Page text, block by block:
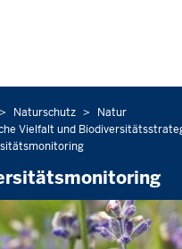
deaktivieren:
Naturschutz
Natur
Vielfalt und